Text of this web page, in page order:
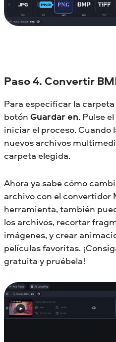
Paso 4. Convertir
Para especificar la
botón Guardar en. Pulse
iniciar el proceso. Cuando
nuevos archivos
carpeta elegida.
Ahora ya sabe cómo
archivo con el convertidor
herramienta, también
los archivos, recortar
imágenes, y crear
películas favoritas.
gratuita y pruébela!